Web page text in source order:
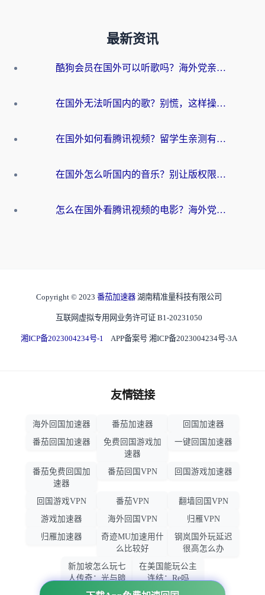
最新资讯
酷狗会员在国外可以听歌吗？海外党亲测有效：3步解决音乐权限难题
在国外无法听国内的歌？别慌，这样操作就能畅听QQ音乐（附亲测加速器推荐）
在国外如何看腾讯视频？留学生亲测有效的回国加速方案
在国外怎么听国内的音乐？别让版权限制断了你的华语歌单
怎么在国外看腾讯视频的电影？海外党亲测有效的回国加速指南
Copyright © 2023 番茄加速器 湖南精准量科技有限公司
互联网虚拟专用网业务许可证 B1-20231050
湘ICP备2023004234号-1 APP备案号 湘ICP备2023004234号-3A
友情链接
海外回国加速器 番茄加速器
回国加速器
番茄回国加速器
免费回国游戏加
速器
一键回国加速器
番茄免费回国加
速器
番茄回国VPN 回国游戏加速器
回国游戏VPN 番茄VPN
翻墙回国VPN
游戏加速器
海外回国VPN
归雁VPN
归雁加速器
奇迹MU加速用什
么比较好
钢岚国外玩延迟
很高怎么办
新加坡怎么玩七
人传奇：光与暗
之交战
在美国能玩公主
连结：Re吗